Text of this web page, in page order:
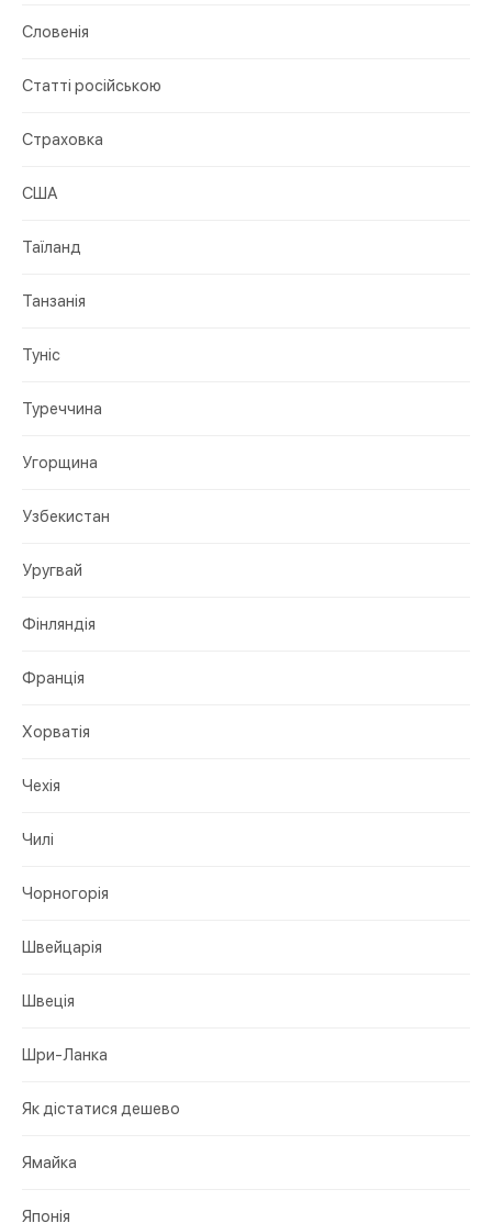
Словенія
Статті російською
Страховка
США
Таїланд
Танзанія
Туніс
Туреччина
Угорщина
Узбекистан
Уругвай
Фінляндія
Франція
Хорватія
Чехія
Чилі
Чорногорія
Швейцарія
Швеція
Шри-Ланка
Як дістатися дешево
Ямайка
Японія